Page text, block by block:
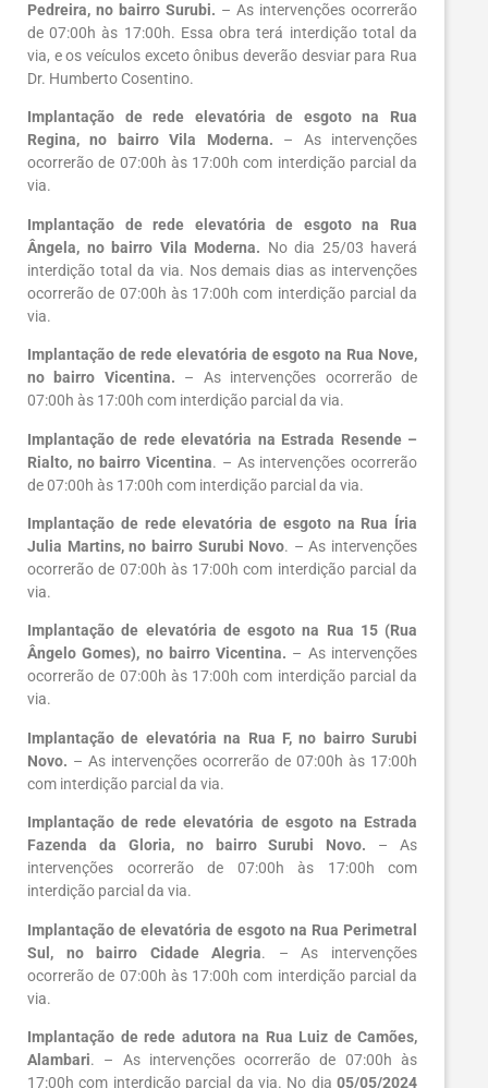
Pedreira, no bairro Surubi. – As intervenções ocorrerão
de 07:00h às 17:00h. Essa obra terá interdição total da
via, e os veículos exceto ônibus deverão desviar para Rua
Dr. Humberto Cosentino.
Implantação de rede elevatória de esgoto na Rua
Regina, no bairro Vila Moderna. – As intervenções
ocorrerão de 07:00h às 17:00h com interdição parcial da
via.
Implantação de rede elevatória de esgoto na Rua
Ângela, no bairro Vila Moderna. No dia 25/03 haverá
interdição total da via. Nos demais dias as intervenções
ocorrerão de 07:00h às 17:00h com interdição parcial da
via.
Implantação de rede elevatória de esgoto na Rua Nove,
no bairro Vicentina. – As intervenções ocorrerão de
07:00h às 17:00h com interdição parcial da via.
Implantação de rede elevatória na Estrada Resende –
Rialto, no bairro Vicentina. – As intervenções ocorrerão
de 07:00h às 17:00h com interdição parcial da via.
Implantação de rede elevatória de esgoto na Rua Íria
Julia Martins, no bairro Surubi Novo. – As intervenções
ocorrerão de 07:00h às 17:00h com interdição parcial da
via.
Implantação de elevatória de esgoto na Rua 15 (Rua
Ângelo Gomes), no bairro Vicentina. – As intervenções
ocorrerão de 07:00h às 17:00h com interdição parcial da
via.
Implantação de elevatória na Rua F, no bairro Surubi
Novo. – As intervenções ocorrerão de 07:00h às 17:00h
com interdição parcial da via.
Implantação de rede elevatória de esgoto na Estrada
Fazenda da Gloria, no bairro Surubi Novo. – As
intervenções ocorrerão de 07:00h às 17:00h com
interdição parcial da via.
Implantação de elevatória de esgoto na Rua Perimetral
Sul, no bairro Cidade Alegria. – As intervenções
ocorrerão de 07:00h às 17:00h com interdição parcial da
via.
Implantação de rede adutora na Rua Luiz de Camões,
Alambari. – As intervenções ocorrerão de 07:00h às
17:00h com interdição parcial da via. No dia 05/05/2024